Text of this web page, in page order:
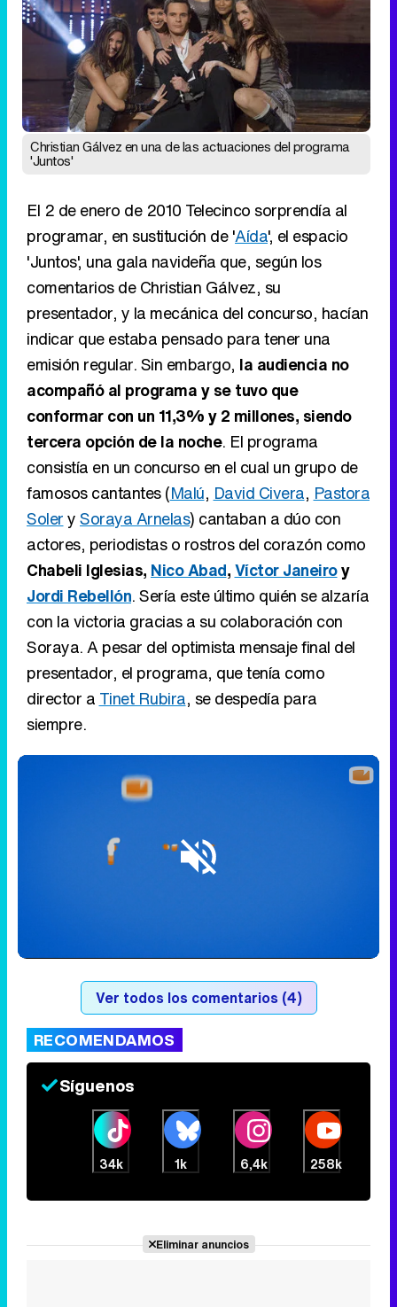
Christian Gálvez en una de las actuaciones del programa
'Juntos'
El 2 de enero de 2010 Telecinco sorprendía al
programar, en sustitución de 'Aída', el espacio
'Juntos', una gala navideña que, según los
comentarios de Christian Gálvez, su
presentador, y la mecánica del concurso, hacían
indicar que estaba pensado para tener una
emisión regular. Sin embargo, la audiencia no
acompañó al programa y se tuvo que
conformar con un 11,3% y 2 millones, siendo
tercera opción de la noche. El programa
consistía en un concurso en el cual un grupo de
famosos cantantes (Malú, David Civera, Pastora
SolerySoraya Arnelas) cantaban a dúo con
actores, periodistas o rostros del corazón como
Chabeli Iglesias, Nico Abad,Víctor Janeiroy
Jordi Rebellón. Sería este último quién se alzaría
con la victoria gracias a su colaboración con
Soraya. A pesar del optimista mensaje final del
presentador, el programa, que tenía como
director a Tinet Rubira, se despedía para
siempre.
Ver todos los comentarios (4)
RECOMENDAMOS
Síguenos
34k 1k 6,4k 258k
Eliminar anuncios